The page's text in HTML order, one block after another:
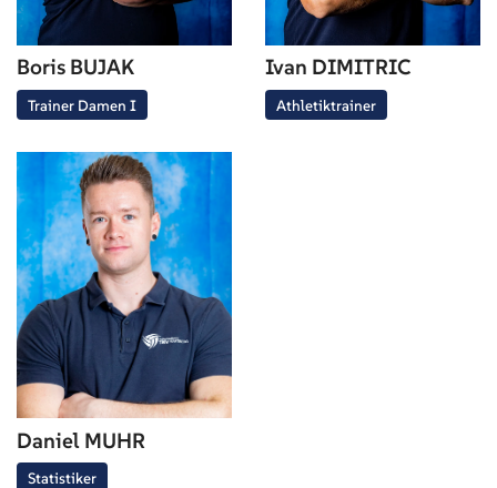
Boris BUJAK
Trainer Damen I
Ivan DIMITRIC
Athletiktrainer
Daniel MUHR
Statistiker